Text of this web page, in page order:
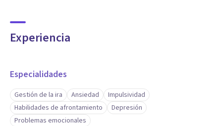
Experiencia
Especialidades
Gestión de la ira Ansiedad
Impulsividad
Habilidades de afrontamiento
Depresión
Problemas emocionales